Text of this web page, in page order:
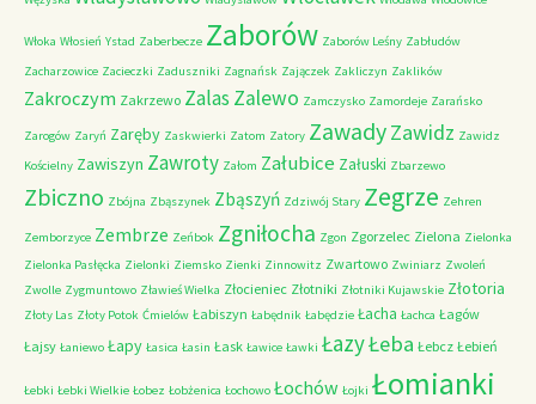
Włoka Włosień Ystad Zaberbecze Zaborów Zaborów Leśny Zabłudów
Zacharzowice Zacieczki Zaduszniki Zagnańsk Zajączek Zakliczyn Zaklików
Zakroczym Zakrzewo ZalasZalewo Zamczysko Zamordeje Zarańsko
Zarogów Zaryń Zaręby Zaskwierki Zatom Zatory ZawadyZawidz Zawidz
Kościelny Zawiszyn Zawroty Załom Załubice Załuski Zbarzewo
Zbiczno Zbójna Zbąszynek Zbąszyń Zdziwój Stary Zegrze Zehren
Zemborzyce Zembrze Zeńbok Zgniłocha Zgon Zgorzelec Zielona Zielonka
Zielonka Pasłęcka Zielonki Ziemsko Zienki Zinnowitz Zwartowo Zwiniarz Zwoleń
Zwolle Zygmuntowo Zławieś Wielka Złocieniec Złotniki Złotniki Kujawskie Złotoria
Złoty Las Złoty Potok Ćmielów Łabiszyn Łabędnik Łabędzie Łacha Łachca Łagów
Łajsy Łaniewo Łapy Łasica Łasin Łask Ławice Ławki ŁazyŁeba Łebcz Łebień
Łebki Łebki Wielkie Łobez Łobżenica Łochowo Łochów Łojki Łomianki